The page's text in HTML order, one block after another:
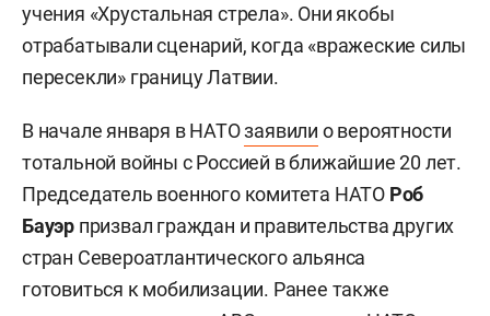
учения «Хрустальная стрела». Они якобы
отрабатывали сценарий, когда «вражеские силы
пересекли» границу Латвии.
В начале января в НАТОзаявили о вероятности
тотальной войны с Россией в ближайшие 20 лет.
Председатель военного комитета НАТО Роб
Бауэр призвал граждан и правительства других
стран Североатлантического альянса
готовиться к мобилизации. Ранее также